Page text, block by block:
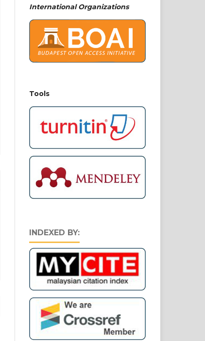
International Organizations
Tools
INDEXED BY: